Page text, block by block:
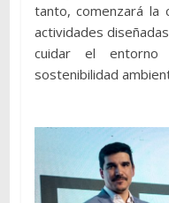
tanto, comenzará la
actividades
cuidar el
sostenibilidad